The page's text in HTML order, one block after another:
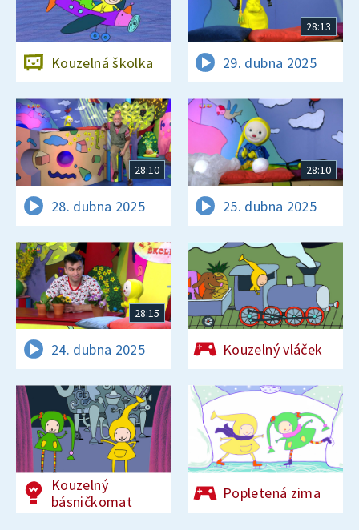
Kouzelná školka
28:13
29. dubna 2025
28:10
28. dubna 2025
28:10
25. dubna 2025
28:15
24. dubna 2025 Kouzelný vláček
Kouzelný
básničkomat
Popletená zima